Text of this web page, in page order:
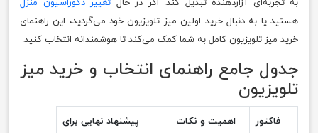
به تجربه‌ای آزاردهنده تبدیل کند. اگر در حال تغییر دکوراسیون منزل
هستید یا به دنبال خرید اولین میز تلویزیون خود می‌گردید، این راهنمای
خرید میز تلویزیون کامل به شما کمک می‌کند تا هوشمندانه انتخاب کنید.
جدول جامع راهنمای انتخاب و خرید میز
تلویزیون
فاکتور
اهمیت و نکات
پیشنهاد نهایی برای